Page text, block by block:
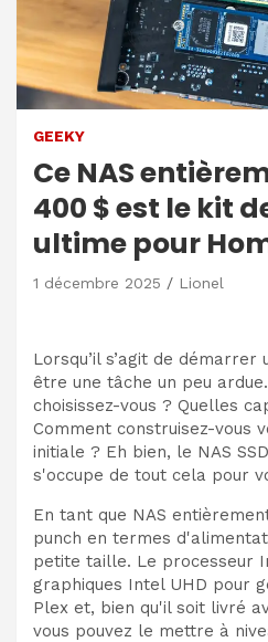
GEEKY
Ce NAS
400 $ est le kit
ultime pour
1 décembre 2025 Lionel
Lorsqu’il s’agit de
être une tâche un peu
choisissez-vous ? Quelles
Comment construisez-vous
initiale ? Eh bien, le NAS
s'occupe de tout cela pour
En tant que NAS
punch en termes
petite taille. Le processeur
graphiques Intel UHD pour
Plex et, bien qu'il soit livré
vous pouvez le mettre à